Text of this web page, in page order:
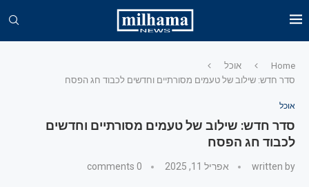
Home
אוכל
סדר חדש: שילוב של טעמים מסורתיים וחדשים לכבוד חג הפסח
אוכל
סדר חדש: שילוב של טעמים מסורתיים וחדשים
לכבוד חג הפסח
written by אפריל 11, 2025 0 comments